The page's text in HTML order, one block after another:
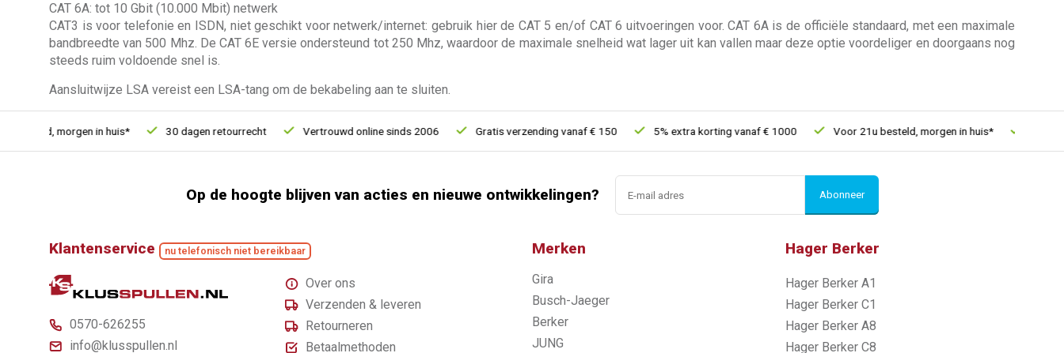
CAT 6A: tot 10 Gbit (10.000 Mbit) netwerk
CAT3 is voor telefonie en ISDN, niet geschikt voor netwerk/internet: gebruik hier de CAT 5 en/of CAT 6 uitvoeringen voor. CAT 6A is de officiële standaard, met een maximale
bandbreedte van 500 Mhz. De CAT 6E versie ondersteund tot 250 Mhz, waardoor de maximale snelheid wat lager uit kan vallen maar deze optie voordeliger en doorgaans nog
steeds ruim voldoende snel is.
Aansluitwijze LSA vereist een LSA-tang om de bekabeling aan te sluiten.
morgen in huis* 30 dagen retourrecht Vertrouwd online sinds 2006 Gratis verzending vanaf € 150 5% extra korting vanaf € 1000 Voor 21u besteld, morgen in huis* 30 dagen
Op de hoogte blijven van acties en nieuwe ontwikkelingen? Abonneer
Klantenservice nu telefonisch niet bereikbaar
0570-626255
info@klusspullen.nl
Over ons
Verzenden & leveren
Retourneren
Betaalmethoden
Merken
Gira
Busch-Jaeger
Berker
JUNG
Hager Berker
Hager Berker A1
Hager Berker C1
Hager Berker A8
Hager Berker C8